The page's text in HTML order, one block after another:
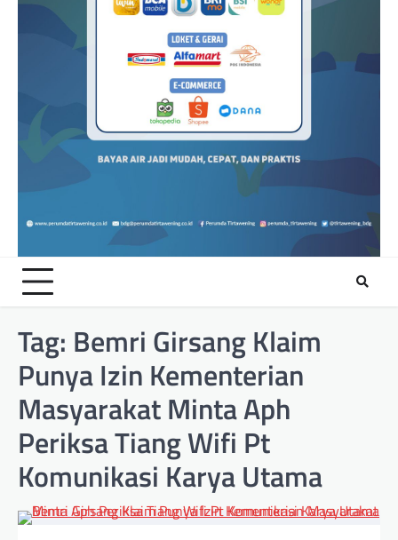
Tag: Bemri Girsang Klaim
Punya Izin Kementerian
Masyarakat Minta Aph
Periksa Tiang Wifi Pt
Komunikasi Karya Utama